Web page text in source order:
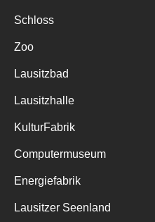
Schloss
Zoo
Lausitzbad
Lausitzhalle
KulturFabrik
Computermuseum
Energiefabrik
Lausitzer Seenland